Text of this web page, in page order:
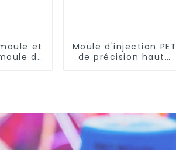
et
de
Moule d'injection PET
de précision haute